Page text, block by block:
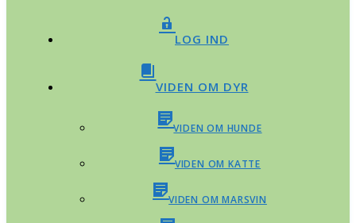
LOG IND
VIDEN OM DYR
VIDEN OM HUNDE
VIDEN OM KATTE
VIDEN OM MARSVIN